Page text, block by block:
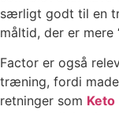
særligt godt til en
måltid, der er
Factor er også
træning, fordi
retninger som Keto